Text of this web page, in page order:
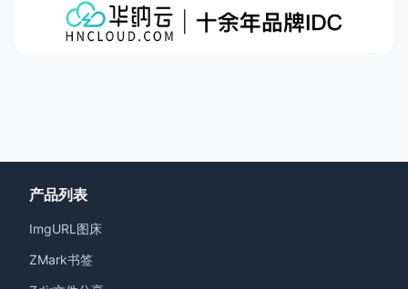
产品列表
ImgURL图床
ZMark书签